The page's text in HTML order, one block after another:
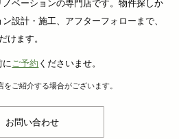
ベーションの専門店です。物件探しか
設計・施工、アフターフォローまで、
けます。
に ご予約 くださいませ。
ご紹介する場合がございます。
お問い合わせ